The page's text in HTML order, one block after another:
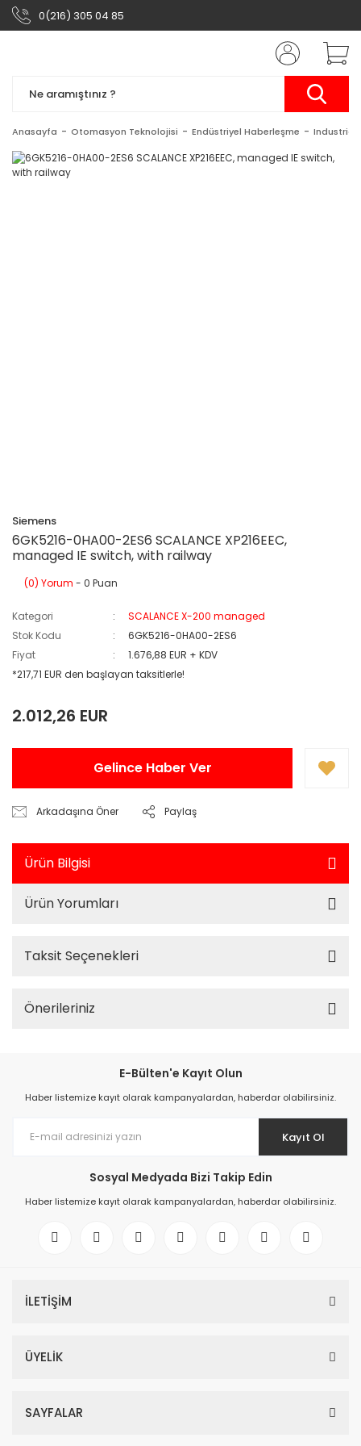
0(216) 305 04 85
Anasayfa Otomasyon Teknolojisi Endüstriyel Haberleşme Industrial
Siemens
6GK5216-0HA00-2ES6 SCALANCE XP216EEC,
managed IE switch, with railway
(0) Yorum - 0 Puan
Kategori
SCALANCE X-200 managed
Stok Kodu
6GK5216-0HA00-2ES6
Fiyat
1.676,88 EUR + KDV
*217,71 EUR den başlayan taksitlerle!
2.012,26 EUR
Gelince Haber Ver
Arkadaşına Öner Paylaş
Ürün Bilgisi
Ürün Yorumları
Taksit Seçenekleri
Önerileriniz
E-Bülten'e Kayıt Olun
Haber listemize kayıt olarak kampanyalardan, haberdar olabilirsiniz.
Kayıt Ol
Sosyal Medyada Bizi Takip Edin
Haber listemize kayıt olarak kampanyalardan, haberdar olabilirsiniz.
İLETİŞİM
ÜYELİK
SAYFALAR